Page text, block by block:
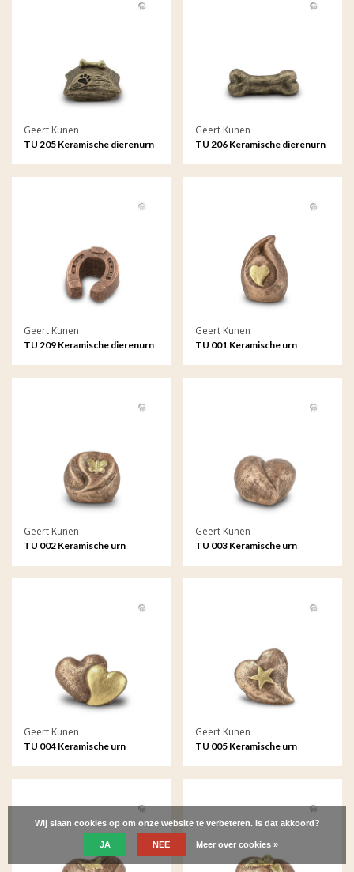
Geert Kunen
TU 205 Keramische dierenurn
Geert Kunen
TU 206 Keramische dierenurn
Geert Kunen
TU 209 Keramische dierenurn
Geert Kunen
TU 001 Keramische urn
Geert Kunen
TU 002 Keramische urn
Geert Kunen
TU 003 Keramische urn
Geert Kunen
TU 004 Keramische urn
Geert Kunen
TU 005 Keramische urn
Wij slaan cookies op om onze website te verbeteren. Is dat akkoord?
JA NEE Meer over cookies »